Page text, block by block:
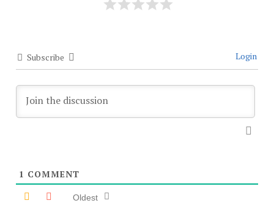
Subscribe Login
1 COMMENT
Oldest